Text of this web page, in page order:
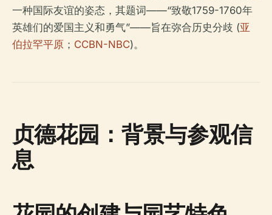
一种国际友谊的姿态，其题词——“致敬1759-1760年
英雄们的爱国主义和勇气”——旨在弥合历史分歧 (亚
伯拉罕平原 ； CCBN-NBC)。
贞德花园：背景与参观信
息